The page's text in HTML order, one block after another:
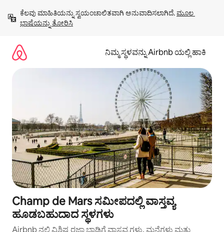
ಹೋಗಿ
ಕೆಲವು ಮಾಹಿತಿಯನ್ನು ಸ್ವಯಂಚಾಲಿತವಾಗಿ ಅನುವಾದಿಸಲಾಗಿದೆ. ಮೂಲ
ಭಾಷೆಯನ್ನು ತೋರಿಸಿ
ನಿಮ್ಮ ಸ್ಥಳವನ್ನು Airbnb ಯಲ್ಲಿ ಹಾಕಿ
Champ de Mars ಸಮೀಪದಲ್ಲಿ ವಾಸ್ತವ್ಯ
ಹೂಡಬಹುದಾದ ಸ್ಥಳಗಳು
Airbnb ನಲ್ಲಿ ವಿಶಿಷ್ಟ ರಜಾ ಬಾಡಿಗೆ ವಾಸ್ತವ್ಯಗಳು, ಮನೆಗಳು ಮತ್ತು